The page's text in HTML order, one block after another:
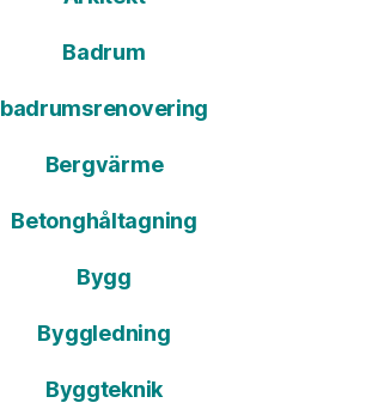
Badrum
badrumsrenovering
Bergvärme
Betonghåltagning
Bygg
Byggledning
Byggteknik